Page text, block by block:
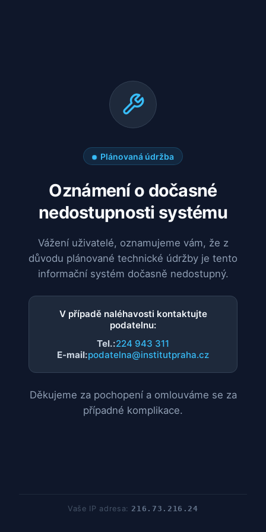
Plánovaná údržba
Oznámení o dočasné
nedostupnosti systému
Vážení uživatelé, oznamujeme vám, že z
důvodu plánované technické údržby je tento
informační systém dočasně nedostupný.
V případě naléhavosti kontaktujte
podatelnu:
Tel.:224 943 311
E-mail:podatelna@institutpraha.cz
Děkujeme za pochopení a omlouváme se za
případné komplikace.
Vaše IP adresa:216.73.216.24